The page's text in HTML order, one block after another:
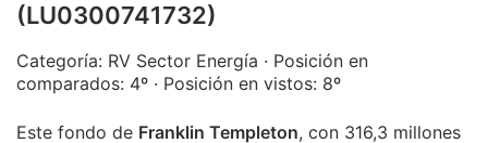
(LU0300741732)
Categoría: RV Sector Energía · Posición en
comparados: 4º · Posición en vistos: 8º
Este fondo de Franklin Templeton, con 316,3 millones